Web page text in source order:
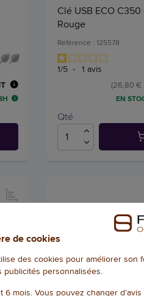
Clé USB ECO C350
Rouge
Référence : 125578
1/5 - 1 avis
(26,80 €
EN
Qté
de cookies
des cookies pour améliorer son
personnalisées.
mois. Vous pouvez changer